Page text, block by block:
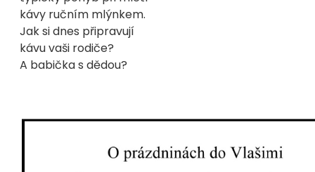
kávy ručním mlýnkem.
Jak si dnes připravují
kávu vaši rodiče?
A babička s dědou?